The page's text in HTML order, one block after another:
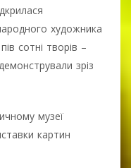
художника
сотні творів –
зріз
музеї
картин